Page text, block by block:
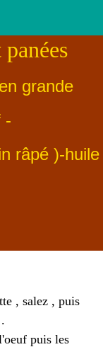
grande
-
râpé )-huile
, salez , puis
puis les